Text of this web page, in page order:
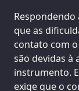
que as
contato com
são devidas à
instrumento.
exige que o